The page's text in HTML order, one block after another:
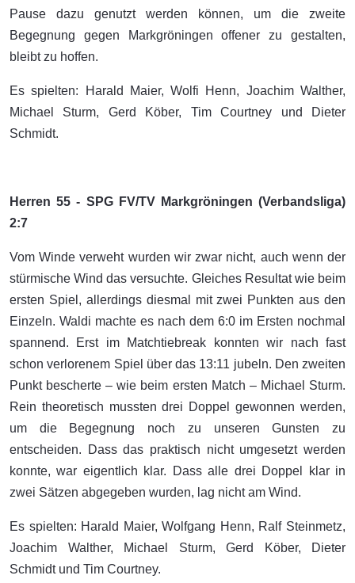
Pause dazu genutzt werden können, um die zweite
Begegnung gegen Markgröningen offener zu gestalten,
bleibt zu hoffen.
Es spielten: Harald Maier, Wolfi Henn, Joachim Walther,
Michael Sturm, Gerd Köber, Tim Courtney und Dieter
Schmidt.
Herren 55 - SPG FV/TV Markgröningen (Verbandsliga)
2:7
Vom Winde verweht wurden wir zwar nicht, auch wenn der
stürmische Wind das versuchte. Gleiches Resultat wie beim
ersten Spiel, allerdings diesmal mit zwei Punkten aus den
Einzeln. Waldi machte es nach dem 6:0 im Ersten nochmal
spannend. Erst im Matchtiebreak konnten wir nach fast
schon verlorenem Spiel über das 13:11 jubeln. Den zweiten
Punkt bescherte – wie beim ersten Match – Michael Sturm.
Rein theoretisch mussten drei Doppel gewonnen werden,
um die Begegnung noch zu unseren Gunsten zu
entscheiden. Dass das praktisch nicht umgesetzt werden
konnte, war eigentlich klar. Dass alle drei Doppel klar in
zwei Sätzen abgegeben wurden, lag nicht am Wind.
Es spielten: Harald Maier, Wolfgang Henn, Ralf Steinmetz,
Joachim Walther, Michael Sturm, Gerd Köber, Dieter
Schmidt und Tim Courtney.